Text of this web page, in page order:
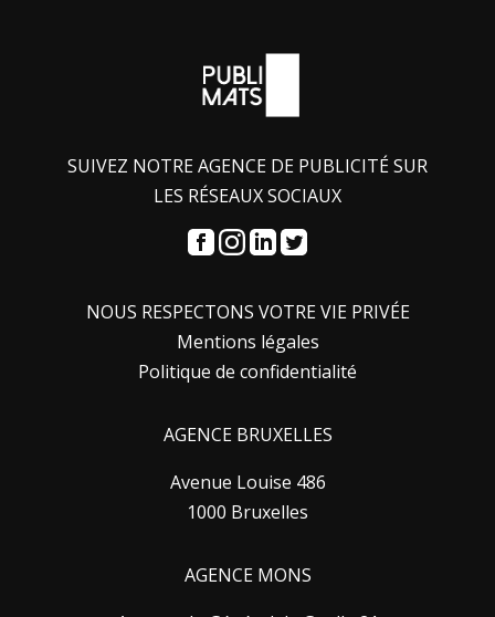
SUIVEZ NOTRE AGENCE DE PUBLICITÉ SUR
LES RÉSEAUX SOCIAUX
NOUS RESPECTONS VOTRE VIE PRIVÉE
Mentions légales
Politique de confidentialité
AGENCE BRUXELLES
Avenue Louise 486
1000 Bruxelles
AGENCE MONS